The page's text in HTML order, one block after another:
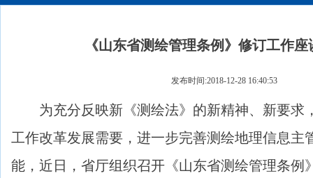
《山东省测绘管理条例》修订工作
发布时间:2018-12-28 16:40:53
为充分反映新《测绘法》的新精神、新要求
工作改革发展需要，进一步完善测绘地理信息主
能，近日，省厅组织召开《山东省测绘管理条例